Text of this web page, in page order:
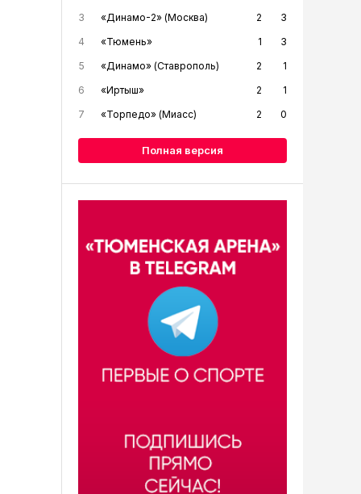
3
«Динамо-2» (Москва) 2
3
4
«Тюмень» 1
3
5
«Динамо» (Ставрополь) 2
1
6
«Иртыш» 2
1
7
«Торпедо» (Миасс) 2 0
Полная версия